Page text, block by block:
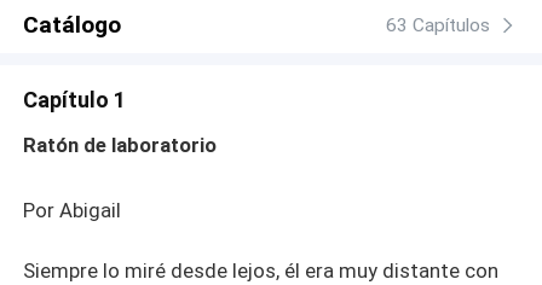
Catálogo 63 Capítulos
Capítulo 1
Ratón de laboratorio
Por Abigail
Siempre lo miré desde lejos, él era muy distante con